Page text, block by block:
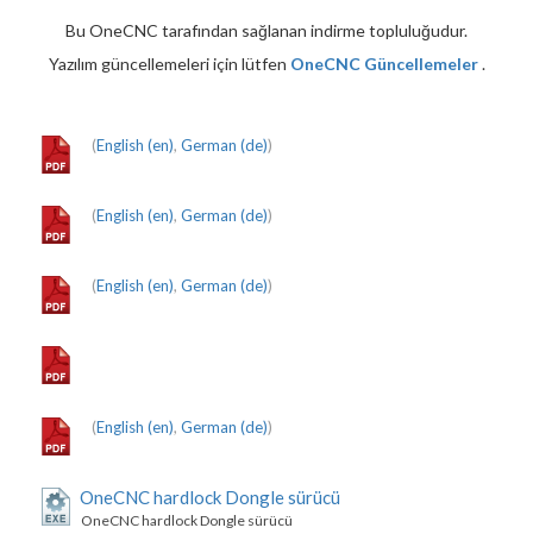
Bu OneCNC tarafından sağlanan indirme topluluğudur.
Yazılım güncellemeleri için lütfen OneCNC Güncellemeler.
(English (en), German (de))
(English (en), German (de))
(English (en), German (de))
(English (en), German (de))
OneCNC hardlock Dongle sürücü
OneCNC hardlock Dongle sürücü